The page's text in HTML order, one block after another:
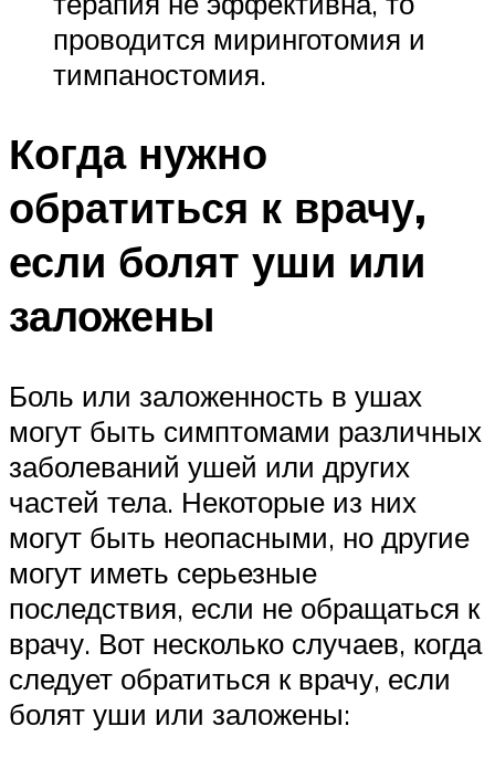
проводится миринготомия и
тимпаностомия.
Когда нужно
обратиться к врачу,
если болят уши или
заложены
Боль или заложенность в ушах
могут быть симптомами различных
заболеваний ушей или других
частей тела. Некоторые из них
могут быть неопасными, но другие
могут иметь серьезные
последствия, если не обращаться к
врачу. Вот несколько случаев, когда
следует обратиться к врачу, если
болят уши или заложены: